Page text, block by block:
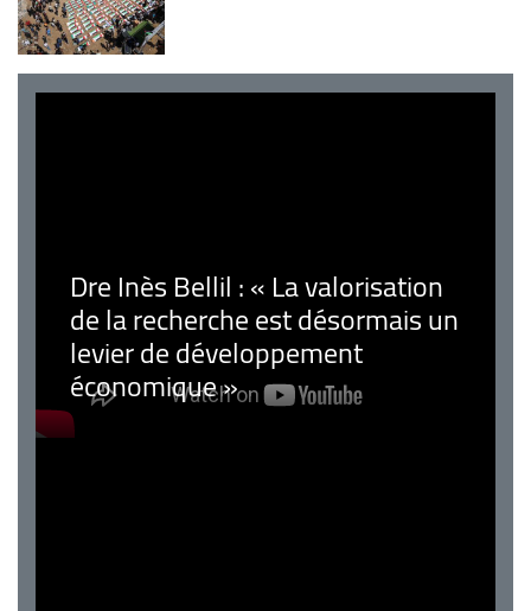
Dre Inès Bellil : « La valorisation
de la recherche est désormais un
levier de développement
économique »